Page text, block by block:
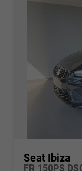
Seat Ibiza